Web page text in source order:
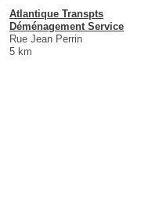
Atlantique Transpts
Déménagement Service
Rue Jean Perrin
5 km